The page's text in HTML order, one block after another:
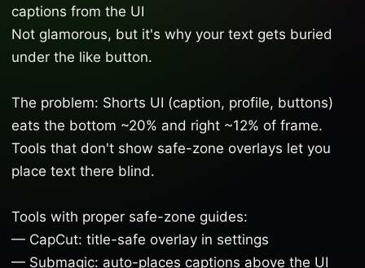
captions from the UI
Not glamorous, but it's why your text gets buried
under the like button.
The problem: Shorts UI (caption, profile, buttons)
eats the bottom ~20% and right ~12% of frame.
Tools that don't show safe-zone overlays let you
place text there blind.
Tools with proper safe-zone guides:
— CapCut: title-safe overlay in settings
— Submagic: auto-places captions above the UI